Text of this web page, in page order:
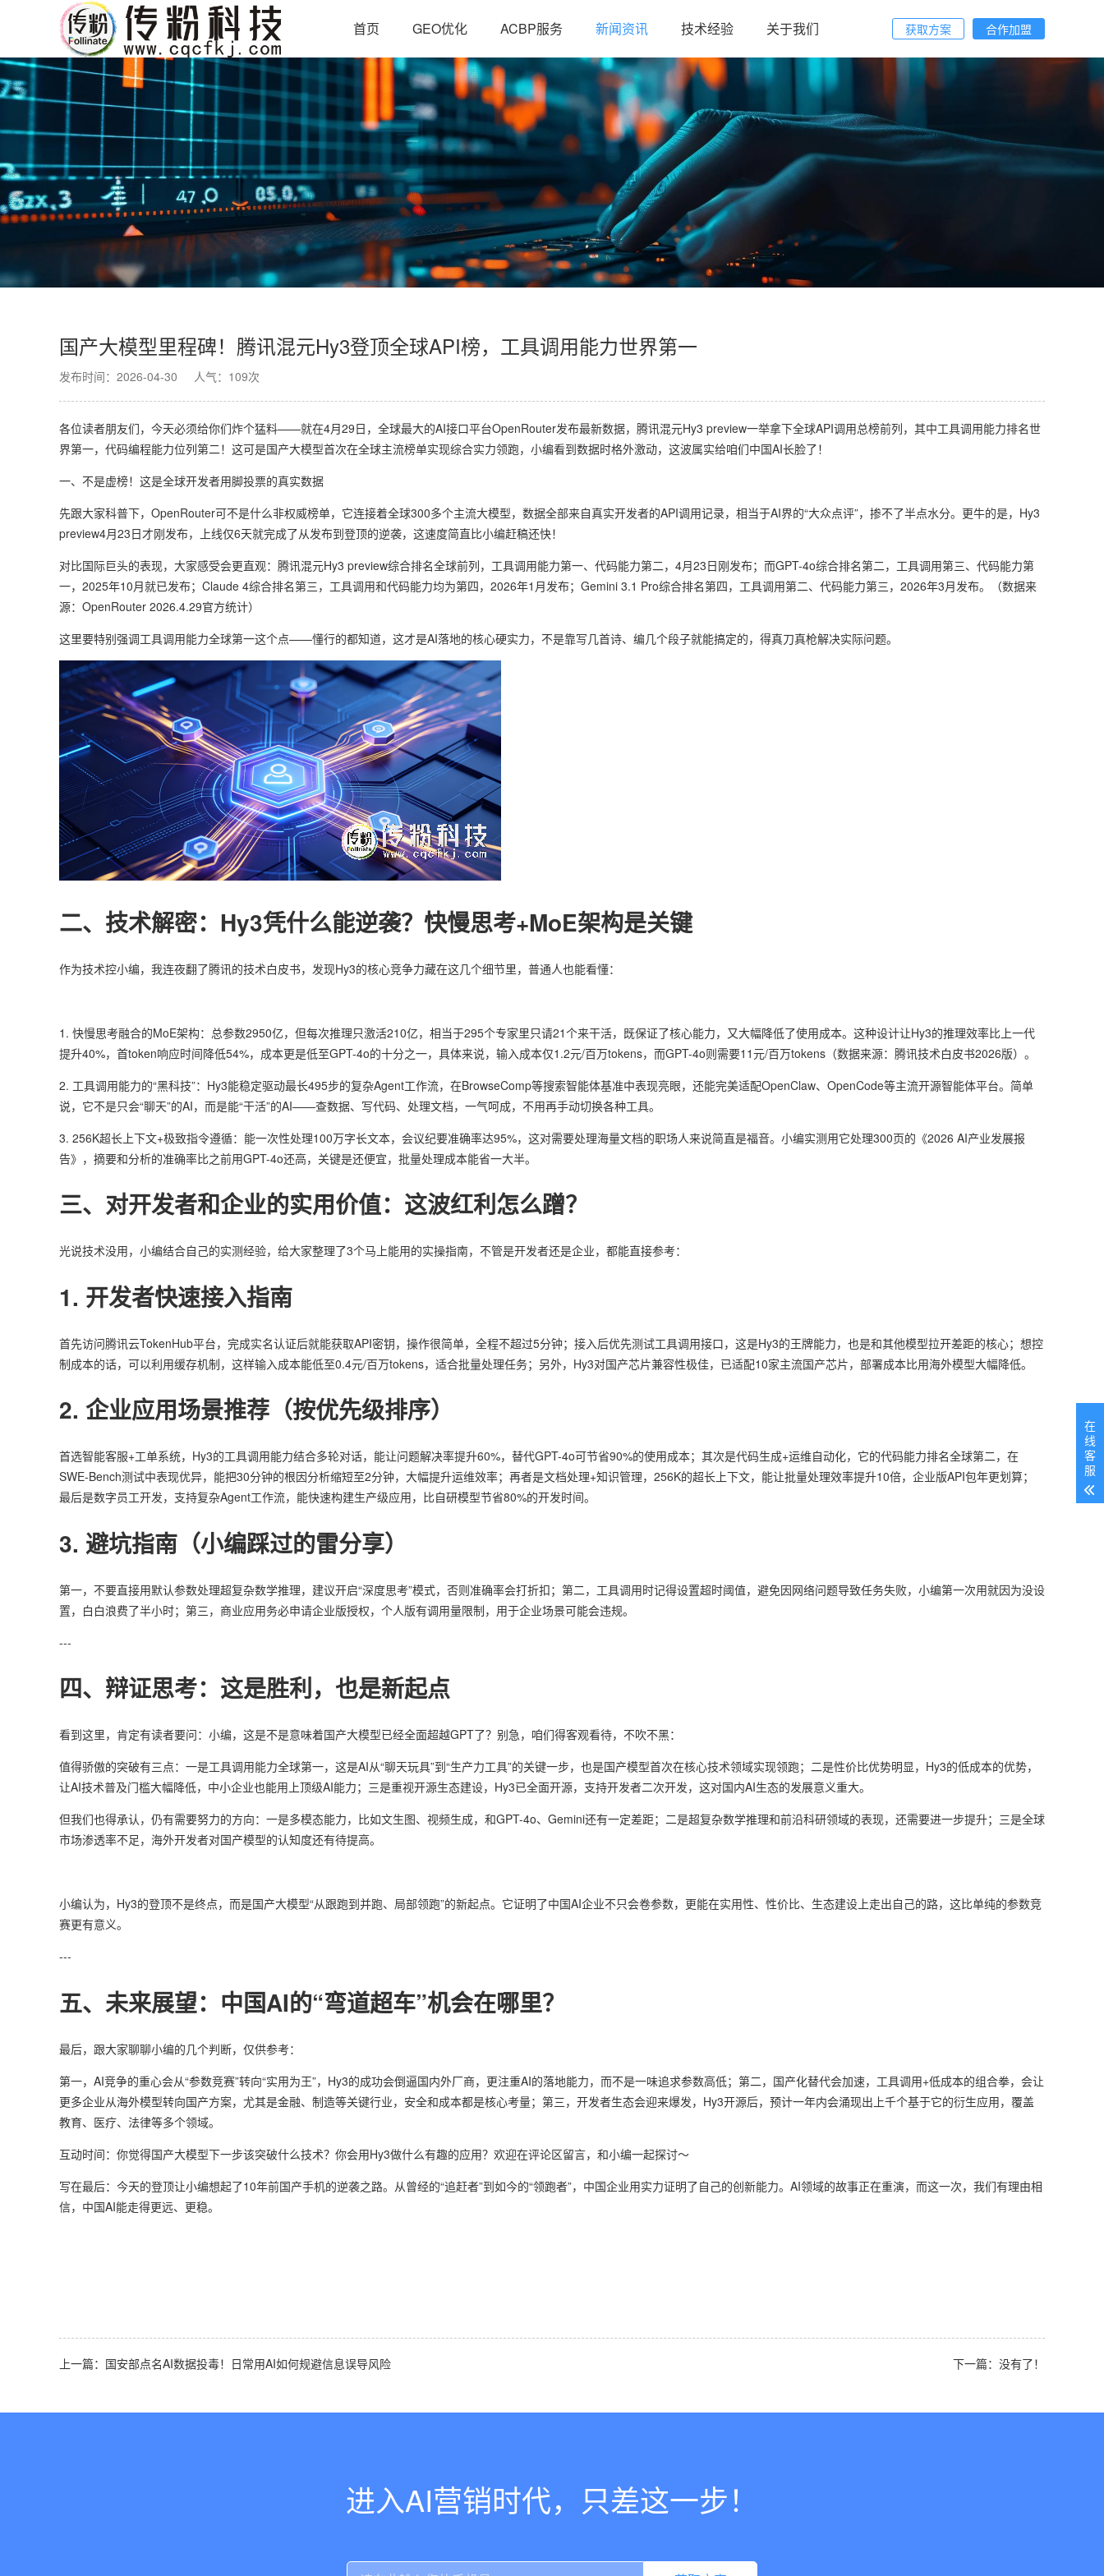
获取方案 合作加盟
首页 GEO优化 ACBP服务 新闻资讯 技术经验 关于我们
国产大模型里程碑！腾讯混元Hy3登顶全球API榜，工具调用能力世界第一
发布时间：2026-04-30 人气：109次
各位读者朋友们，今天必须给你们炸个猛料——就在4月29日，全球最大的AI接口平台OpenRouter发布最新数据，腾讯混元Hy3 preview一举拿下全球API调用总榜前列，其中工具调用能力排名世
界第一，代码编程能力位列第二！这可是国产大模型首次在全球主流榜单实现综合实力领跑，小编看到数据时格外激动，这波属实给咱们中国AI长脸了！
一、不是虚榜！这是全球开发者用脚投票的真实数据
先跟大家科普下，OpenRouter可不是什么非权威榜单，它连接着全球300多个主流大模型，数据全部来自真实开发者的API调用记录，相当于AI界的“大众点评”，掺不了半点水分。更牛的是，Hy3
preview4月23日才刚发布，上线仅6天就完成了从发布到登顶的逆袭，这速度简直比小编赶稿还快！
对比国际巨头的表现，大家感受会更直观：腾讯混元Hy3 preview综合排名全球前列，工具调用能力第一、代码能力第二，4月23日刚发布；而GPT-4o综合排名第二，工具调用第三、代码能力第
一，2025年10月就已发布；Claude 4综合排名第三，工具调用和代码能力均为第四，2026年1月发布；Gemini 3.1 Pro综合排名第四，工具调用第二、代码能力第三，2026年3月发布。（数据来
源：OpenRouter 2026.4.29官方统计）
这里要特别强调工具调用能力全球第一这个点——懂行的都知道，这才是AI落地的核心硬实力，不是靠写几首诗、编几个段子就能搞定的，得真刀真枪解决实际问题。
二、技术解密：Hy3凭什么能逆袭？快慢思考+MoE架构是关键
作为技术控小编，我连夜翻了腾讯的技术白皮书，发现Hy3的核心竞争力藏在这几个细节里，普通人也能看懂：
1. 快慢思考融合的MoE架构：总参数2950亿，但每次推理只激活210亿，相当于295个专家里只请21个来干活，既保证了核心能力，又大幅降低了使用成本。这种设计让Hy3的推理效率比上一代
提升40%，首token响应时间降低54%，成本更是低至GPT-4o的十分之一，具体来说，输入成本仅1.2元/百万tokens，而GPT-4o则需要11元/百万tokens（数据来源：腾讯技术白皮书2026版）。
2. 工具调用能力的“黑科技”：Hy3能稳定驱动最长495步的复杂Agent工作流，在BrowseComp等搜索智能体基准中表现亮眼，还能完美适配OpenClaw、OpenCode等主流开源智能体平台。简单
说，它不是只会“聊天”的AI，而是能“干活”的AI——查数据、写代码、处理文档，一气呵成，不用再手动切换各种工具。
3. 256K超长上下文+极致指令遵循：能一次性处理100万字长文本，会议纪要准确率达95%，这对需要处理海量文档的职场人来说简直是福音。小编实测用它处理300页的《2026 AI产业发展报
告》，摘要和分析的准确率比之前用GPT-4o还高，关键是还便宜，批量处理成本能省一大半。
三、对开发者和企业的实用价值：这波红利怎么蹭？
光说技术没用，小编结合自己的实测经验，给大家整理了3个马上能用的实操指南，不管是开发者还是企业，都能直接参考：
1. 开发者快速接入指南
首先访问腾讯云TokenHub平台，完成实名认证后就能获取API密钥，操作很简单，全程不超过5分钟；接入后优先测试工具调用接口，这是Hy3的王牌能力，也是和其他模型拉开差距的核心；想控
制成本的话，可以利用缓存机制，这样输入成本能低至0.4元/百万tokens，适合批量处理任务；另外，Hy3对国产芯片兼容性极佳，已适配10家主流国产芯片，部署成本比用海外模型大幅降低。
2. 企业应用场景推荐（按优先级排序）
首选智能客服+工单系统，Hy3的工具调用能力结合多轮对话，能让问题解决率提升60%，替代GPT-4o可节省90%的使用成本；其次是代码生成+运维自动化，它的代码能力排名全球第二，在
SWE-Bench测试中表现优异，能把30分钟的根因分析缩短至2分钟，大幅提升运维效率；再者是文档处理+知识管理，256K的超长上下文，能让批量处理效率提升10倍，企业版API包年更划算；
最后是数字员工开发，支持复杂Agent工作流，能快速构建生产级应用，比自研模型节省80%的开发时间。
3. 避坑指南（小编踩过的雷分享）
第一，不要直接用默认参数处理超复杂数学推理，建议开启“深度思考”模式，否则准确率会打折扣；第二，工具调用时记得设置超时阈值，避免因网络问题导致任务失败，小编第一次用就因为没设
置，白白浪费了半小时；第三，商业应用务必申请企业版授权，个人版有调用量限制，用于企业场景可能会违规。
---
四、辩证思考：这是胜利，也是新起点
看到这里，肯定有读者要问：小编，这是不是意味着国产大模型已经全面超越GPT了？别急，咱们得客观看待，不吹不黑：
值得骄傲的突破有三点：一是工具调用能力全球第一，这是AI从“聊天玩具”到“生产力工具”的关键一步，也是国产模型首次在核心技术领域实现领跑；二是性价比优势明显，Hy3的低成本的优势，
让AI技术普及门槛大幅降低，中小企业也能用上顶级AI能力；三是重视开源生态建设，Hy3已全面开源，支持开发者二次开发，这对国内AI生态的发展意义重大。
但我们也得承认，仍有需要努力的方向：一是多模态能力，比如文生图、视频生成，和GPT-4o、Gemini还有一定差距；二是超复杂数学推理和前沿科研领域的表现，还需要进一步提升；三是全球
市场渗透率不足，海外开发者对国产模型的认知度还有待提高。
小编认为，Hy3的登顶不是终点，而是国产大模型“从跟跑到并跑、局部领跑”的新起点。它证明了中国AI企业不只会卷参数，更能在实用性、性价比、生态建设上走出自己的路，这比单纯的参数竞
赛更有意义。
---
五、未来展望：中国AI的“弯道超车”机会在哪里？
最后，跟大家聊聊小编的几个判断，仅供参考：
第一，AI竞争的重心会从“参数竞赛”转向“实用为王”，Hy3的成功会倒逼国内外厂商，更注重AI的落地能力，而不是一味追求参数高低；第二，国产化替代会加速，工具调用+低成本的组合拳，会让
更多企业从海外模型转向国产方案，尤其是金融、制造等关键行业，安全和成本都是核心考量；第三，开发者生态会迎来爆发，Hy3开源后，预计一年内会涌现出上千个基于它的衍生应用，覆盖
教育、医疗、法律等多个领域。
互动时间：你觉得国产大模型下一步该突破什么技术？你会用Hy3做什么有趣的应用？欢迎在评论区留言，和小编一起探讨～
写在最后：今天的登顶让小编想起了10年前国产手机的逆袭之路。从曾经的“追赶者”到如今的“领跑者”，中国企业用实力证明了自己的创新能力。AI领域的故事正在重演，而这一次，我们有理由相
信，中国AI能走得更远、更稳。
上一篇：国安部点名AI数据投毒！日常用AI如何规避信息误导风险 下一篇：没有了！
进入AI营销时代，只差这一步！
在
线
客
服